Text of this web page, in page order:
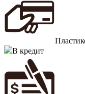
В кредит